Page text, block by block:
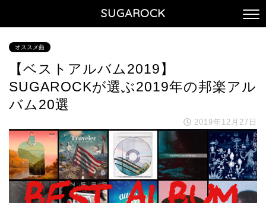
SUGAROCK
オススメ曲
【ベストアルバム2019】
SUGAROCKが選ぶ2019年の邦楽アル
バム20選
2019年12月27日